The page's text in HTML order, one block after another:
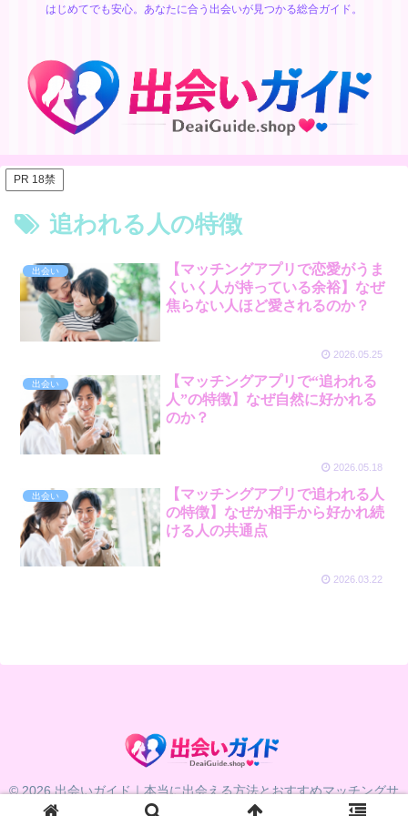
はじめてでも安心。あなたに合う出会いが見つかる総合ガイド。
PR 18禁
追われる人の特徴
出会い
【マッチングアプリで恋愛がうま
くいく人が持っている余裕】なぜ
焦らない人ほど愛されるのか？
2026.05.25
出会い
【マッチングアプリで“追われる
人”の特徴】なぜ自然に好かれる
のか？
2026.05.18
出会い
【マッチングアプリで追われる人
の特徴】なぜか相手から好かれ続
ける人の共通点
2026.03.22
© 2026 出会いガイド｜本当に出会える方法とおすすめマッチングサ